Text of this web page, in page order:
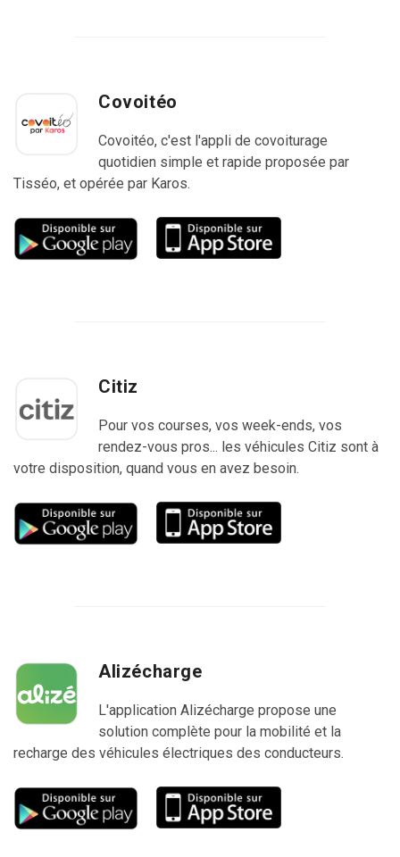
Covoitéo
Covoitéo, c'est l'appli de covoiturage
quotidien simple et rapide proposée par
Tisséo, et opérée par Karos.
Citiz
Pour vos courses, vos week-ends, vos
rendez-vous pros... les véhicules Citiz sont à
votre disposition, quand vous en avez besoin.
Alizécharge
L'application Alizécharge propose une
solution complète pour la mobilité et la
recharge des véhicules électriques des conducteurs.